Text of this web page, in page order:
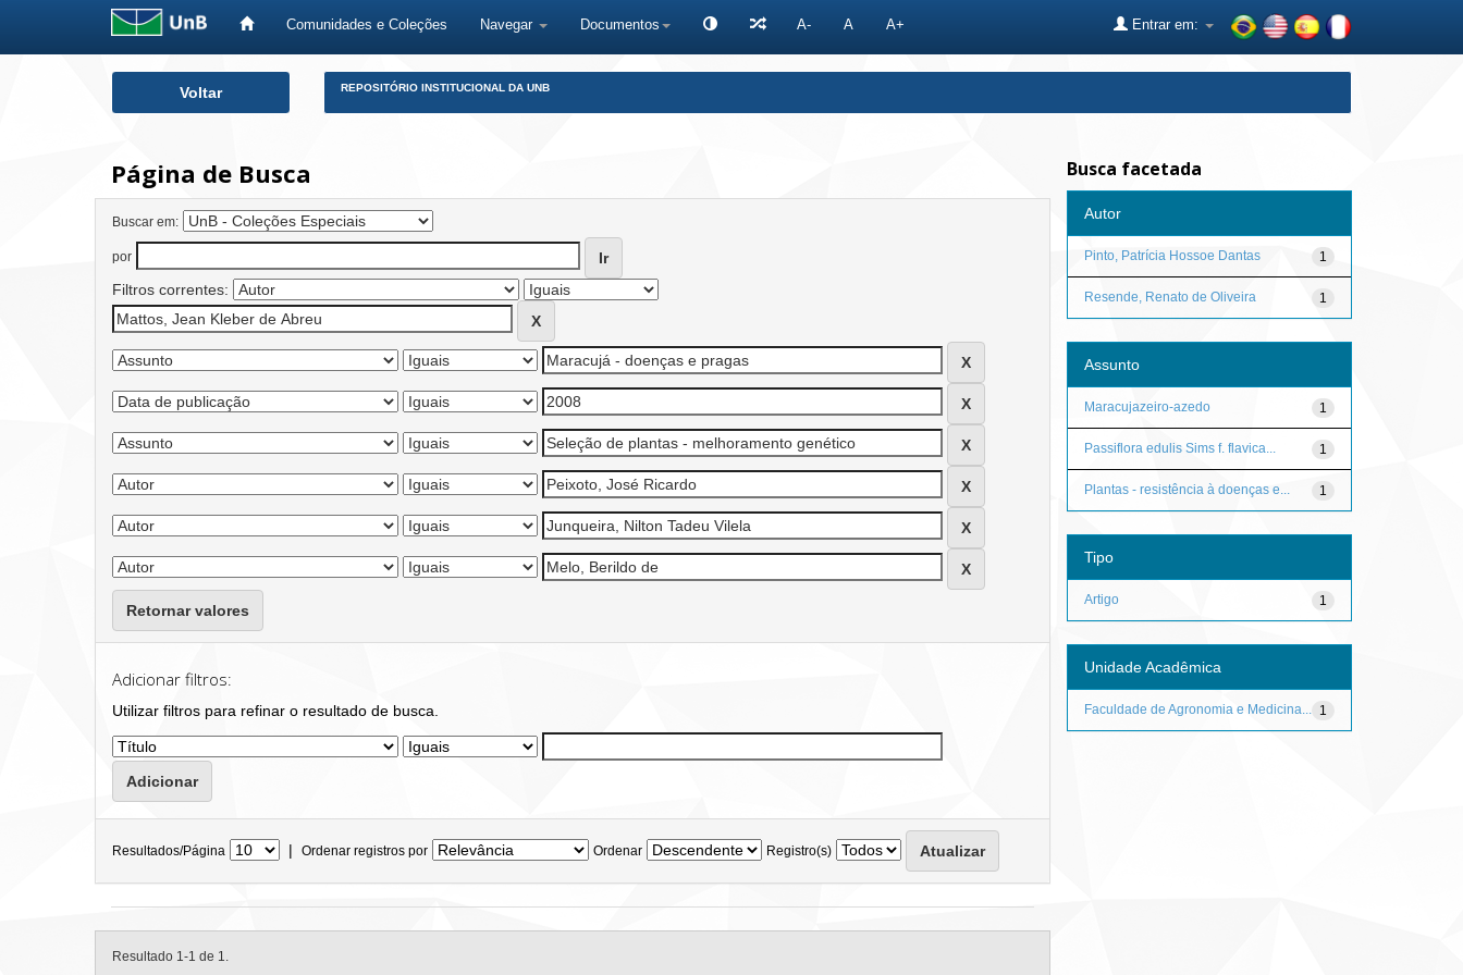
Comunidades e Coleções Navegar Documentos A- A A+ Entrar em:
Voltar REPOSITÓRIO INSTITUCIONAL DA UNB
Página de Busca
Buscar em:
por
Filtros correntes:
Retornar valores
Adicionar filtros:
Utilizar filtros para refinar o resultado de busca.
Resultados/Página | Ordenar registros por Ordenar Registro(s)
Resultado 1-1 de 1.
Busca facetada
Autor
1
Pinto, Patrícia Hossoe Dantas
1
Resende, Renato de Oliveira
Assunto
1
Maracujazeiro-azedo
1
Passiflora edulis Sims f. flavica...
1
Plantas - resistência à doenças e...
Tipo
1
Artigo
Unidade Acadêmica
1
Faculdade de Agronomia e Medicina...